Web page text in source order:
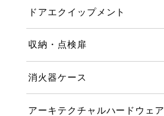
ドアエクイップメント
収納・点検扉
消火器ケース
アーキテクチャルハードウェア